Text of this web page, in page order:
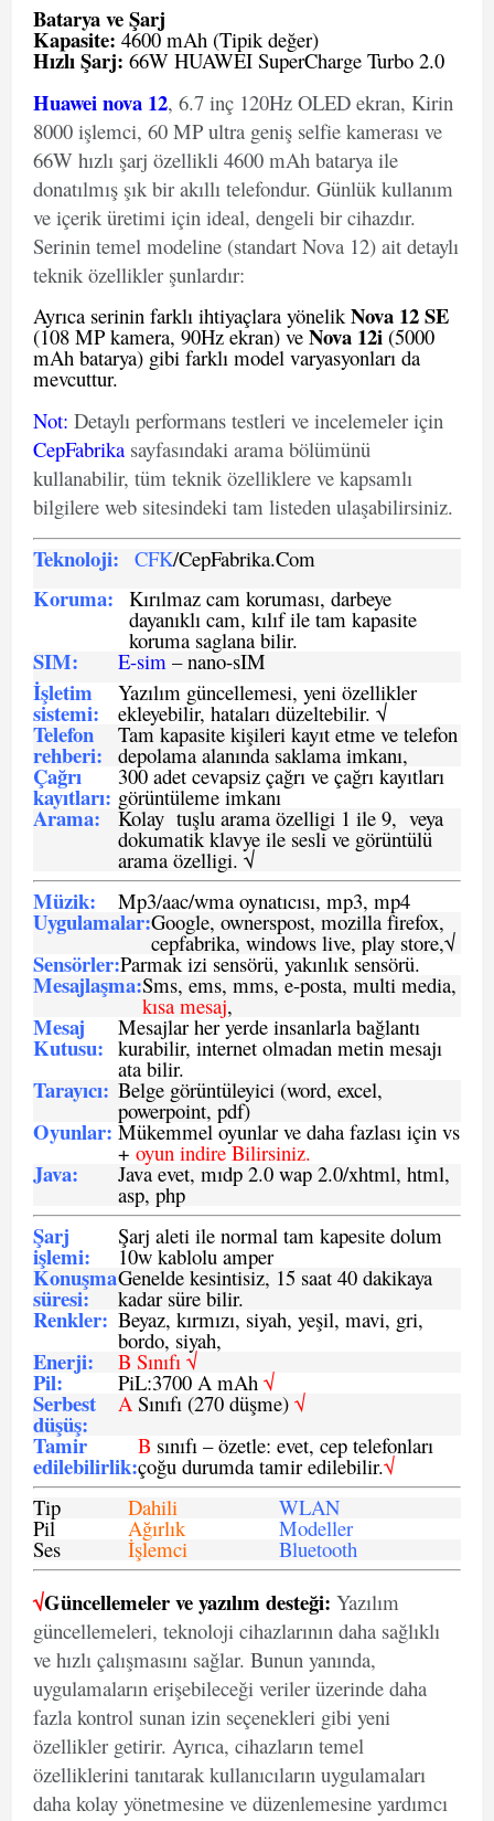
Batarya ve Şarj
Kapasite: 4600 mAh (Tipik değer)
Hızlı Şarj: 66W HUAWEI SuperCharge Turbo 2.0
Huawei nova 12, 6.7 inç 120Hz OLED ekran, Kirin
8000 işlemci, 60 MP ultra geniş selfie kamerası ve
66W hızlı şarj özellikli 4600 mAh batarya ile
donatılmış şık bir akıllı telefondur. Günlük kullanım
ve içerik üretimi için ideal, dengeli bir cihazdır.
Serinin temel modeline (standart Nova 12) ait detaylı
teknik özellikler şunlardır:
Ayrıca serinin farklı ihtiyaçlara yönelikNova 12 SE
(108 MP kamera, 90Hz ekran) ve Nova 12i (5000
mAh batarya) gibi farklı model varyasyonları da
mevcuttur.
Not: Detaylı performans testleri ve incelemeler için
CepFabrika sayfasındaki arama bölümünü
kullanabilir, tüm teknik özelliklere ve kapsamlı
bilgilere web sitesindeki tam listeden ulaşabilirsiniz.
Teknoloji: CFK/CepFabrika.Com
Koruma: Kırılmaz cam koruması, darbeye
dayanıklı cam, kılıf ile tam kapasite
koruma saglana bilir.
SIM: E-sim – nano-sIM
İşletim
sistemi:
Yazılım güncellemesi, yeni özellikler
ekleyebilir, hataları düzeltebilir. √
Telefon
rehberi:
Tam kapasite kişileri kayıt etme ve telefon
depolama alanında saklama imkanı,
Çağrı
kayıtları:
300 adet cevapsiz çağrı ve çağrı kayıtları
görüntüleme imkanı
Arama: Kolay tuşlu arama özelligi 1 ile 9, veya
dokumatik klavye ile sesli ve görüntülü
arama özelligi. √
Müzik: Mp3/aac/wma oynatıcısı, mp3, mp4
Uygulamalar:Google, ownerspost, mozilla firefox,
cepfabrika, windows live, play store,√
Sensörler:Parmak izi sensörü, yakınlık sensörü.
Mesajlaşma:Sms, ems, mms, e-posta, multi media,
kısa mesaj,
Mesaj
Kutusu:
Mesajlar her yerde insanlarla bağlantı
kurabilir, internet olmadan metin mesajı
ata bilir.
Tarayıcı: Belge görüntüleyici (word, excel,
powerpoint, pdf)
Oyunlar: Mükemmel oyunlar ve daha fazlası için vs
+ oyun indire Bilirsiniz.
Java: Java evet, mıdp 2.0 wap 2.0/xhtml, html,
asp, php
Şarj
işlemi:
Şarj aleti ile normal tam kapesite dolum
10w kablolu amper
Konuşma
süresi:
Genelde kesintisiz, 15 saat 40 dakikaya
kadar süre bilir.
Renkler: Beyaz, kırmızı, siyah, yeşil, mavi, gri,
bordo, siyah,
Enerji: B Sınıfı √
Pil: PiL:3700 A mAh √
Serbest
düşüş:
ASınıfı (270 düşme) √
Tamir
edilebilirlik:
B sınıfı – özetle: evet, cep telefonları
çoğu durumda tamir edilebilir.√
Tip
Dahili WLAN
Pil Ağırlık Modeller
Ses İşlemci Bluetooth
√Güncellemeler ve yazılım desteği: Yazılım
güncellemeleri, teknoloji cihazlarının daha sağlıklı
ve hızlı çalışmasını sağlar. Bunun yanında,
uygulamaların erişebileceği veriler üzerinde daha
fazla kontrol sunan izin seçenekleri gibi yeni
özellikler getirir. Ayrıca, cihazların temel
özelliklerini tanıtarak kullanıcıların uygulamaları
daha kolay yönetmesine ve düzenlemesine yardımcı